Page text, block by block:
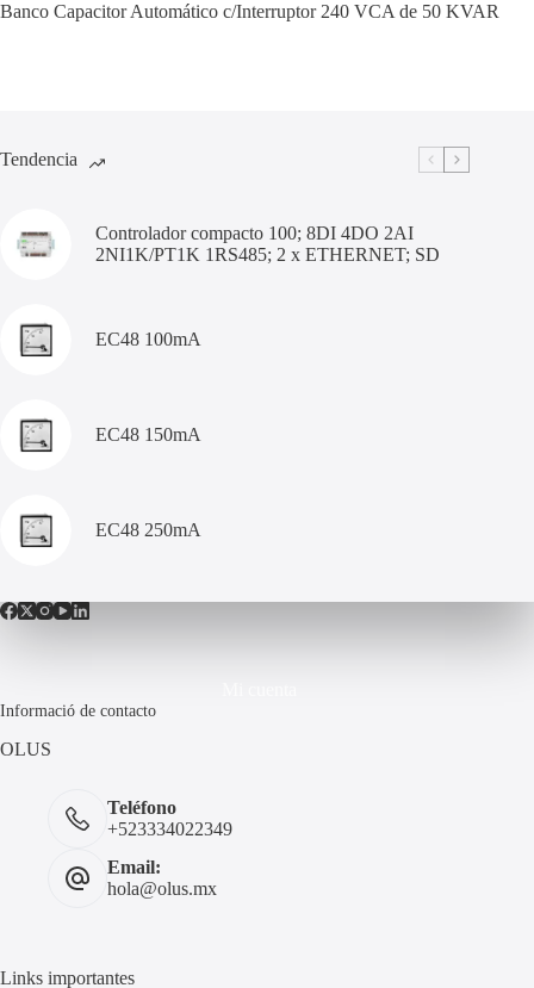
Banco Capacitor Automático c/Interruptor 240 VCA de 50 KVAR
Tendencia
Controlador compacto 100; 8DI 4DO 2AI
2NI1K/PT1K 1RS485; 2 x ETHERNET; SD
EC48 100mA
EC48 150mA
EC48 250mA
Informació de contacto
OLUS
Teléfono
+523334022349
Email:
hola@olus.mx
Links importantes